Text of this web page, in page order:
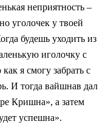
неприятность –
уголочек у твоей
будешь уходить из
иголочку с
я смогу забрать с
И тогда вайшнав дал
Кришна», а затем
успешна».